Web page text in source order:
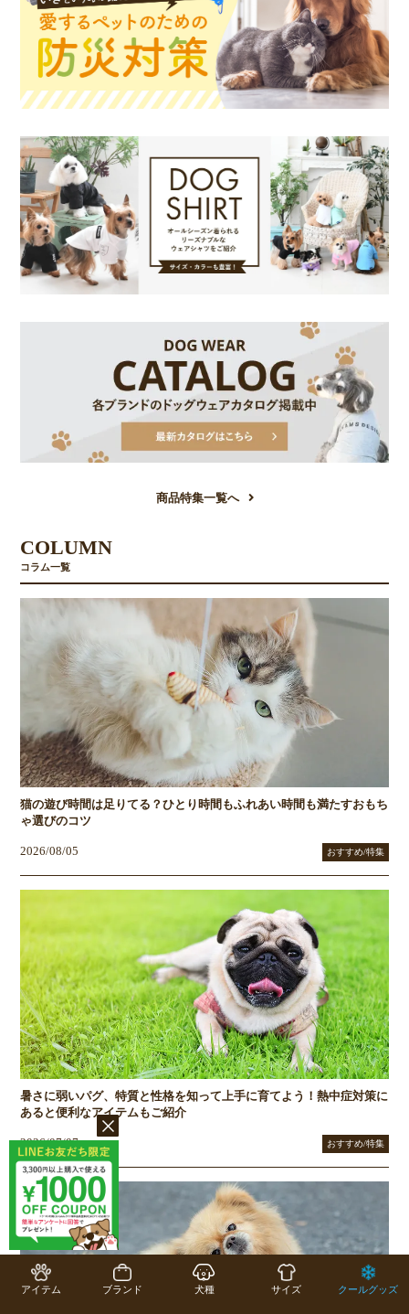
アイテム ブランド 犬種 サイズ クールグッズ
商品特集一覧へ
COLUMN
コラム一覧
猫の遊び時間は足りてる？ひとり時間もふれあい時間も満たすおもち
ゃ選びのコツ
2026/08/05 おすすめ/特集
暑さに弱いパグ、特質と性格を知って上手に育てよう！熱中症対策に
あると便利なアイテムもご紹介
2026/07/07 おすすめ/特集